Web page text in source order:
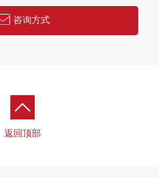
咨询方式
返回顶部